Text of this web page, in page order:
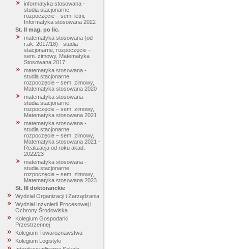
informatyka stosowana -
studia stacjonarne,
rozpoczęcie – sem. letni,
Informatyka stosowana 2022
St. II mag. po lic.
matematyka stosowana (od
r.ak. 2017/18) - studia
stacjonarne, rozpoczęcie –
sem. zimowy, Matematyka
Stosowana 2017
matematyka stosowana -
studia stacjonarne,
rozpoczęcie – sem. zimowy,
Matematyka stosowana 2020
matematyka stosowana -
studia stacjonarne,
rozpoczęcie – sem. zimowy,
Matematyka stosowana 2021
matematyka stosowana -
studia stacjonarne,
rozpoczęcie – sem. zimowy,
Matematyka stosowana 2021 -
Realizacja od roku akad.
2022/23
matematyka stosowana -
studia stacjonarne,
rozpoczęcie – sem. zimowy,
Matematyka stosowana 2023
St. III doktoranckie
Wydział Organizacji i Zarządzania
Wydział Inżynierii Procesowej i
Ochrony Środowiska
Kolegium Gospodarki
Przestrzennej
Kolegium Towaroznawstwa
Kolegium Logistyki